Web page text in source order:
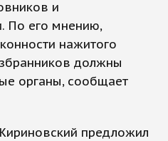
и
По его мнению,
нажитого
должны
органы, сообщает
предложил